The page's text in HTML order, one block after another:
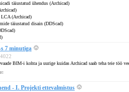
täiustatud ühendus (Archicad)
(Archicad)
täiustatud disain (DDScad)
7 minutiga
BIM-i kohta ja uurige kuidas Archicad saab teha teie töö
- I. Projekti ettevalmistus